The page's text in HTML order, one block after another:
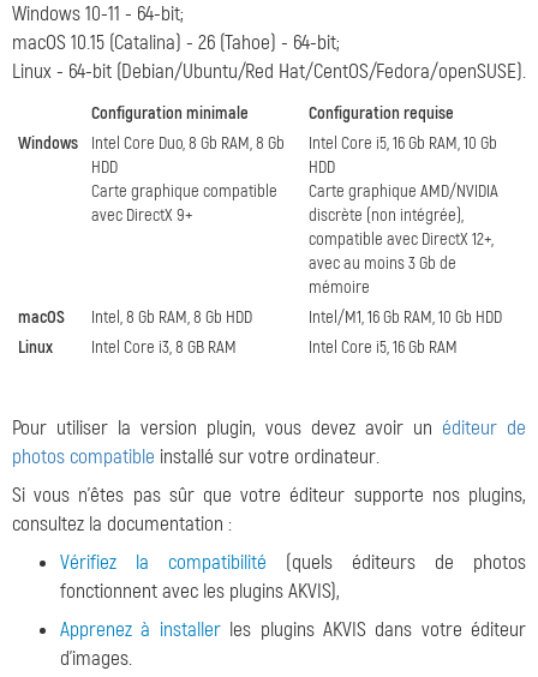
Windows 10-11 - 64-bit;
macOS 10.15 (Catalina) - 26 (Tahoe) - 64-bit;
Linux - 64-bit (Debian/Ubuntu/Red Hat/CentOS/Fedora/openSUSE).
Configuration minimale
Configuration requise
Windows
Intel Core Duo, 8 Gb RAM, 8 Gb
HDD
Carte graphique compatible
avec DirectX 9+
Intel Core i5, 16 Gb RAM, 10 Gb
HDD
Carte graphique AMD/NVIDIA
discrète (non intégrée),
compatible avec DirectX 12+,
avec au moins 3 Gb de
mémoire
macOS
Intel, 8 Gb RAM, 8 Gb HDD
Intel/M1, 16 Gb RAM, 10 Gb HDD
Linux
Intel Core i3, 8 GB RAM Intel Core i5, 16 Gb RAM
Pour utiliser la version plugin, vous devez avoir un éditeur de
photos compatible installé sur votre ordinateur.
Si vous n'êtes pas sûr que votre éditeur supporte nos plugins,
consultez la documentation :
Vérifiez la compatibilité (quels éditeurs de photos
fonctionnent avec les plugins AKVIS),
Apprenez à installerles plugins AKVIS dans votre éditeur
d'images.